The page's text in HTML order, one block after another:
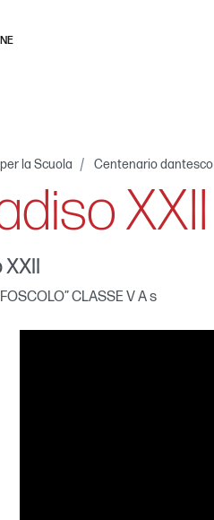
la Scuola Centenario dantesco
XXII
FOSCOLO” CLASSE V A s